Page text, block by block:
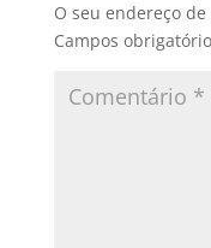
O seu endereço
Campos